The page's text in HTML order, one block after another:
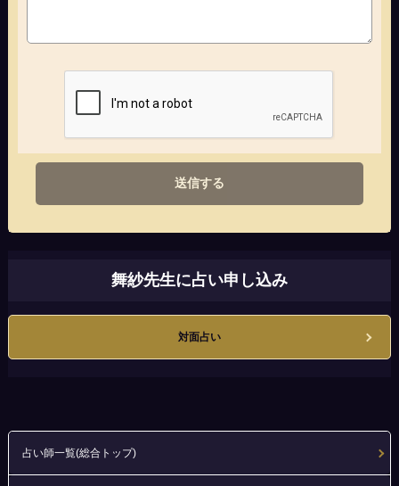
送信する
舞紗先生に占い申し込み
対面占い
占い師一覧(総合トップ)